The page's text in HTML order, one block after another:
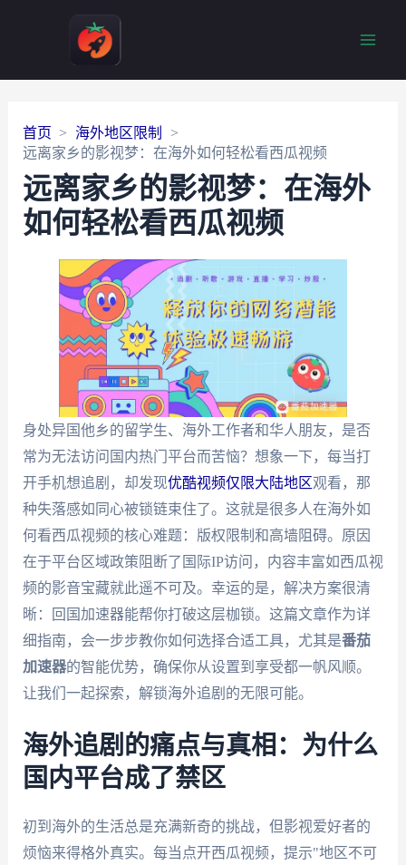
首页
海外地区限制
远离家乡的影视梦：在海外如何轻松看西瓜视频
远离家乡的影视梦：在海外
如何轻松看西瓜视频
身处异国他乡的留学生、海外工作者和华人朋友，是否
常为无法访问国内热门平台而苦恼？想象一下，每当打
开手机想追剧，却发现优酷视频仅限大陆地区观看，那
种失落感如同心被锁链束住了。这就是很多人在海外如
何看西瓜视频的核心难题：版权限制和高墙阻碍。原因
在于平台区域政策阻断了国际IP访问，内容丰富如西瓜视
频的影音宝藏就此遥不可及。幸运的是，解决方案很清
晰：回国加速器能帮你打破这层枷锁。这篇文章作为详
细指南，会一步步教你如何选择合适工具，尤其是番茄
加速器的智能优势，确保你从设置到享受都一帆风顺。
让我们一起探索，解锁海外追剧的无限可能。
海外追剧的痛点与真相：为什么
国内平台成了禁区
初到海外的生活总是充满新奇的挑战，但影视爱好者的
烦恼来得格外真实。每当点开西瓜视频，提示"地区不可